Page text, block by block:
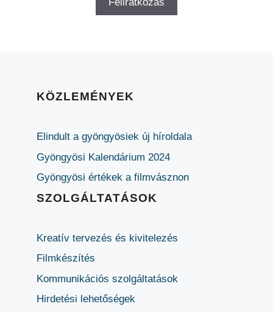
KÖZLEMÉNYEK
Elindult a gyöngyösiek új híroldala
Gyöngyösi Kalendárium 2024
Gyöngyösi értékek a filmvásznon
SZOLGÁLTATÁSOK
Kreatív tervezés és kivitelezés
Filmkészítés
Kommunikációs szolgáltatások
Hirdetési lehetőségek